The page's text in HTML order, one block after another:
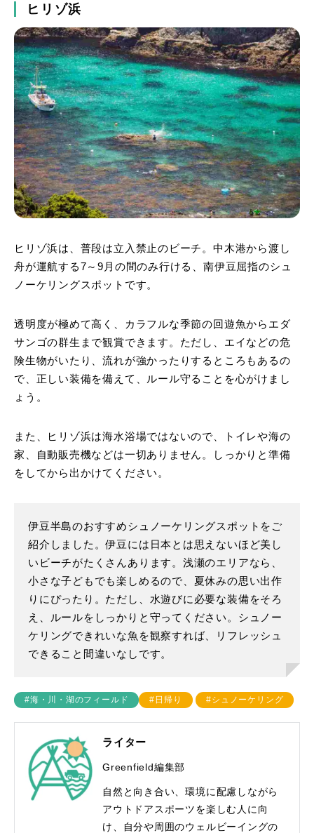
ヒリゾ浜
ヒリゾ浜は、普段は立入禁止のビーチ。中木港から渡し
舟が運航する7～9月の間のみ行ける、南伊豆屈指のシュ
ノーケリングスポットです。
透明度が極めて高く、カラフルな季節の回遊魚からエダ
サンゴの群生まで観賞できます。ただし、エイなどの危
険生物がいたり、流れが強かったりするところもあるの
で、正しい装備を備えて、ルール守ることを心がけまし
ょう。
また、ヒリゾ浜は海水浴場ではないので、トイレや海の
家、自動販売機などは一切ありません。しっかりと準備
をしてから出かけてください。
伊豆半島のおすすめシュノーケリングスポットをご
紹介しました。伊豆には日本とは思えないほど美し
いビーチがたくさんあります。浅瀬のエリアなら、
小さな子どもでも楽しめるので、夏休みの思い出作
りにぴったり。ただし、水遊びに必要な装備をそろ
え、ルールをしっかりと守ってください。シュノー
ケリングできれいな魚を観察すれば、リフレッシュ
できること間違いなしです。
#海・川・湖のフィールド #日帰り #シュノーケリング
ライター
Greenfield編集部
自然と向き合い、環境に配慮しながら
アウトドアスポーツを楽しむ人に向
け、自分や周囲のウェルビーイングの